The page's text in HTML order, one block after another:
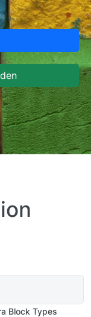
Block Types